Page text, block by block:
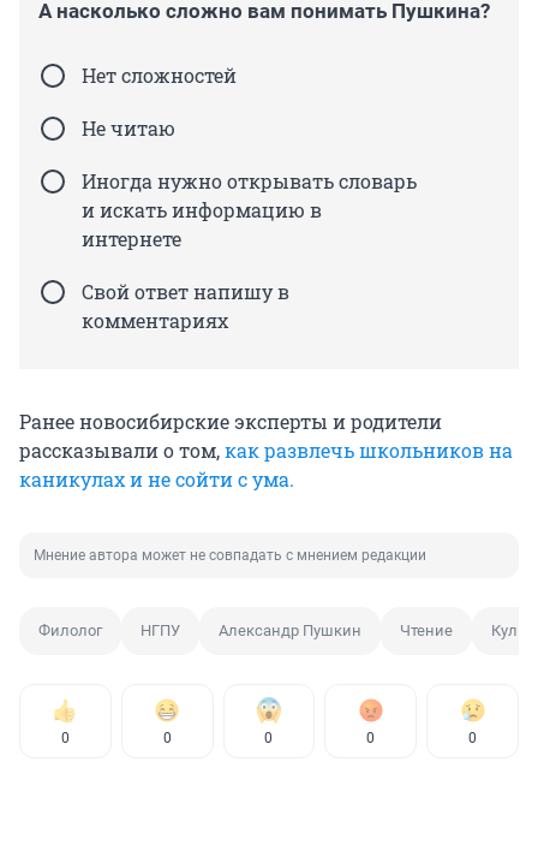
А насколько сложно вам понимать Пушкина?
Нет сложностей
Не читаю
Иногда нужно открывать словарь
и искать информацию в
интернете
Свой ответ напишу в
комментариях
Ранее новосибирские эксперты и родители
рассказывали о том,как развлечь школьников на
каникулах и не сойти с ума.
Мнение автора может не совпадать с мнением редакции
Филолог НГПУ Александр Пушкин Чтение
0 0 0 0 0